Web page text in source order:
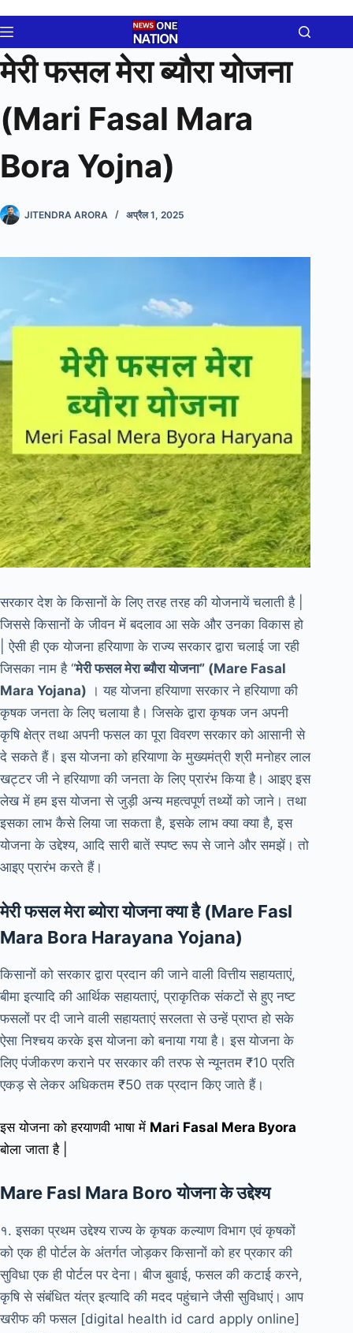
to
content
मेरी फसल मेरा ब्यौरा योजना
(Mari Fasal Mara
Bora Yojna)
JITENDRA ARORA अप्रैल 1, 2025
सरकार देश के किसानों के लिए तरह तरह की योजनायें चलाती है |
जिससे किसानों के जीवन में बदलाव आ सके और उनका विकास हो
| ऐसी ही एक योजना हरियाणा के राज्य सरकार द्वारा चलाई जा रही
जिसका नाम है “मेरी फसल मेरा ब्यौरा योजना” (Mare Fasal
Mara Yojana) । यह योजना हरियाणा सरकार ने हरियाणा की
कृषक जनता के लिए चलाया है। जिसके द्वारा कृषक जन अपनी
कृषि क्षेत्र तथा अपनी फसल का पूरा विवरण सरकार को आसानी से
दे सकते हैं। इस योजना को हरियाणा के मुख्यमंत्री श्री मनोहर लाल
खट्टर जी ने हरियाणा की जनता के लिए प्रारंभ किया है। आइए इस
लेख में हम इस योजना से जुड़ी अन्य महत्वपूर्ण तथ्यों को जाने। तथा
इसका लाभ कैसे लिया जा सकता है, इसके लाभ क्या क्या है, इस
योजना के उद्देश्य, आदि सारी बातें स्पष्ट रूप से जाने और समझें। तो
आइए प्रारंभ करते हैं।
मेरी फसल मेरा ब्योरा योजना क्या है (Mare Fasl
Mara Bora Harayana Yojana)
किसानों को सरकार द्वारा प्रदान की जाने वाली वित्तीय सहायताएं,
बीमा इत्यादि की आर्थिक सहायताएं, प्राकृतिक संकटों से हुए नष्ट
फसलों पर दी जाने वाली सहायताएं सरलता से उन्हें प्राप्त हो सके
ऐसा निश्चय करके इस योजना को बनाया गया है। इस योजना के
लिए पंजीकरण कराने पर सरकार की तरफ से न्यूनतम ₹10 प्रति
एकड़ से लेकर अधिकतम ₹50 तक प्रदान किए जाते हैं।
इस योजना को हरयाणवी भाषा में Mari Fasal Mera Byora
बोला जाता है |
Mare Fasl Mara Boro योजना के उद्देश्य
१. इसका प्रथम उद्देश्य राज्य के कृषक कल्याण विभाग एवं कृषकों
को एक ही पोर्टल के अंतर्गत जोड़कर किसानों को हर प्रकार की
सुविधा एक ही पोर्टल पर देना। बीज बुवाई, फसल की कटाई करने,
कृषि से संबंधित यंत्र इत्यादि की मदद पहुंचाने जैसी सुविधाएं। आप
खरीफ की फसल [digital health id card apply online]